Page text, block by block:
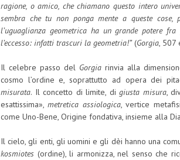
ragione, o amico, che chiamano questo intero
sembra che tu non ponga mente a queste
l’uguaglianza geometrica ha un grande potere
l’eccesso: infatti trascuri la geometria!”(Gorgia, 507
Il celebre passo del Gorgiarinvia alla
cosmo l’ordine e, soprattutto ad opera dei
misurata. Il concetto di limite, digiusta misura,
esattissima»,metretica assiologica, vertice
come Uno-Bene, Origine fondativa, insieme alla
Il cielo, gli enti, gli uomini e gli dèi hanno una
kosmiotes (ordine), li armonizza, nel senso che